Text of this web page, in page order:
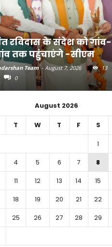
रविदास के संदेश को गांव-
तक पहुंचाएंगे -सीएम
Team - August 7, 2026
13
0
August 2026
T W T F S
1
4 5 6 7 8
11 12 13 14 15
18 19 20 21 22
25 26 27 28 29